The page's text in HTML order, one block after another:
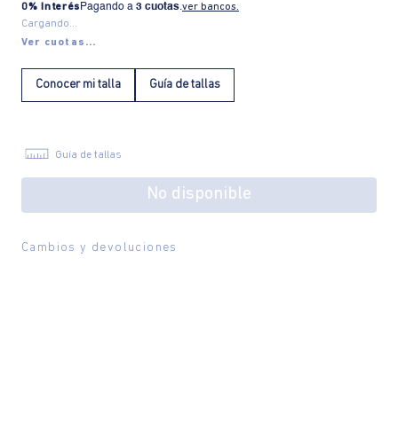
0% Interés Pagando a 3 cuotas.ver bancos.
Cargando...
Ver cuotas...
Conocer mi talla Guía de tallas
Guía de tallas
No disponible
Cambios y devoluciones